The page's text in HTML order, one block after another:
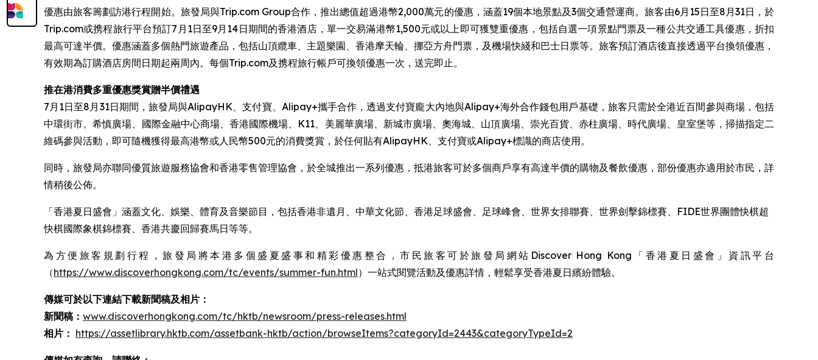
優惠由旅客籌劃訪港行程開始。旅發局與Trip.com Group合作，推出總值超過港幣2,000萬元的優惠，涵蓋19個本地景點及3個交通營運商。旅客由6月15日至8月31日，於
Trip.com或携程旅行平台預訂7月1日至9月14日期間的香港酒店，單一交易滿港幣1,500元或以上即可獲雙重優惠，包括自選一項景點門票及一種公共交通工具優惠，折扣
最高可達半價。優惠涵蓋多個熱門旅遊產品，包括山頂纜車、主題樂園、香港摩天輪、挪亞方舟門票，及機場快綫和巴士日票等。旅客預訂酒店後直接透過平台換領優惠，
有效期為訂購酒店房間日期起兩周內。每個Trip.com及携程旅行帳戶可換領優惠一次，送完即止。
推在港消費多重優惠獎賞贈半價禮遇
7月1日至8月31日期間，旅發局與AlipayHK、支付寶、Alipay+攜手合作，透過支付寶龐大內地與Alipay+海外合作錢包用戶基礎，旅客只需於全港近百間參與商場，包括
中環街市、希慎廣場、國際金融中心商場、香港國際機場、K11、美麗華廣場、新城市廣場、奧海城、山頂廣場、崇光百貨、赤柱廣場、時代廣場、皇室堡等，掃描指定二
維碼參與活動，即可隨機獲得最高港幣或人民幣500元的消費獎賞，於任何貼有AlipayHK、支付寶或Alipay+標識的商店使用。
同時，旅發局亦聯同優質旅遊服務協會和香港零售管理協會，於全城推出一系列優惠，抵港旅客可於多個商戶享有高達半價的購物及餐飲優惠，部份優惠亦適用於市民，詳
情稍後公佈。
「香港夏日盛會」涵蓋文化、娛樂、體育及音樂節目，包括香港非遺月、中華文化節、香港足球盛會、足球峰會、世界女排聯賽、世界劍擊錦標賽、FIDE世界團體快棋超
快棋國際象棋錦標賽、香港共慶回歸賽馬日等等。 ​
為方便旅客規劃行程，旅發局將本港多個盛夏盛事和精彩優惠整合，市民旅客可於旅發局網站Discover Hong Kong「香港夏日盛會」資訊平台
（https://www.discoverhongkong.com/tc/events/summer-fun.html）一站式閱覽活動及優惠詳情，輕鬆享受香港夏日繽紛體驗。
傳媒可於以下連結下載新聞稿及相片：
新聞稿： www.discoverhongkong.com/tc/hktb/newsroom/press-releases.html
相片： https://assetlibrary.hktb.com/assetbank-hktb/action/browseItems?categoryId=2443&categoryTypeId=2